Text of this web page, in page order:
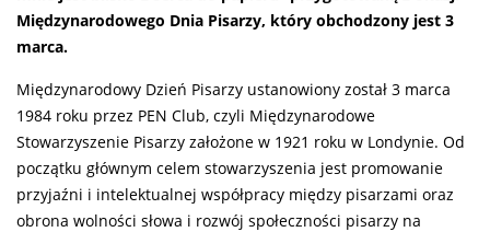
Międzynarodowego Dnia Pisarzy, który obchodzony jest 3
marca.
Międzynarodowy Dzień Pisarzy ustanowiony został 3 marca
1984 roku przez PEN Club, czyli Międzynarodowe
Stowarzyszenie Pisarzy założone w 1921 roku w Londynie. Od
początku głównym celem stowarzyszenia jest promowanie
przyjaźni i intelektualnej współpracy między pisarzami oraz
obrona wolności słowa i rozwój społeczności pisarzy na